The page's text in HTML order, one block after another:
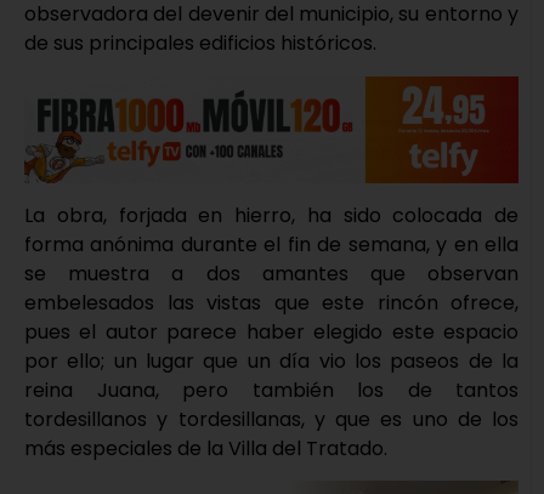
observadora del devenir del municipio, su entorno y
de sus principales edificios históricos.
La obra, forjada en hierro, ha sido colocada de
forma anónima durante el fin de semana, y en ella
se muestra a dos amantes que observan
embelesados las vistas que este rincón ofrece,
pues el autor parece haber elegido este espacio
por ello; un lugar que un día vio los paseos de la
reina Juana, pero también los de tantos
tordesillanos y tordesillanas, y que es uno de los
más especiales de la Villa del Tratado.